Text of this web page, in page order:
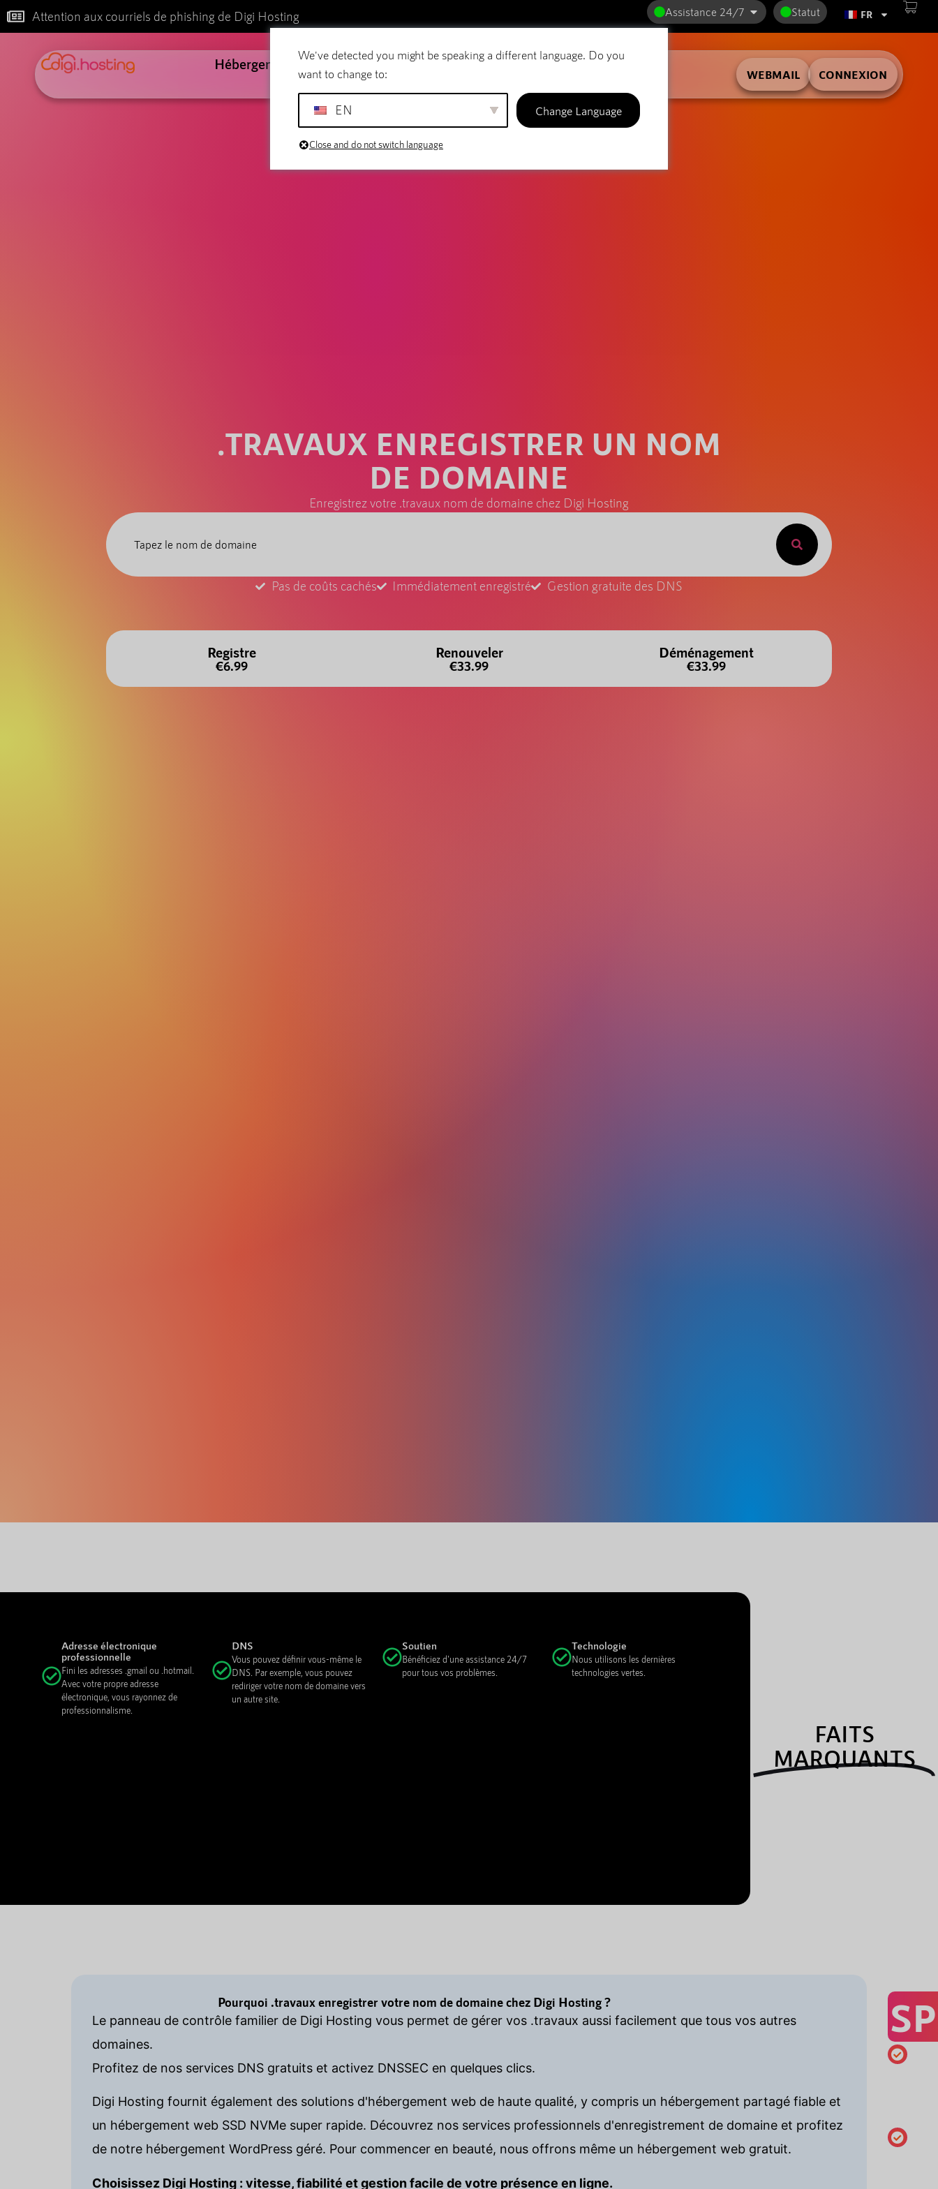
Attention aux courriels de phishing de Digi Hosting Assistance 24/7 Statut FR
Hébergement Courriel Noms de domaine SiteBuilder
WEBMAIL CONNEXION
.TRAVAUX ENREGISTRER UN NOM
DE DOMAINE
Enregistrez votre .travaux nom de domaine chez Digi Hosting
Pas de coûts cachés Immédiatement enregistré Gestion gratuite des DNS
Registre
€6.99
Renouveler
€33.99
Déménagement
€33.99
Adresse électronique
professionnelle
Fini les adresses .gmail ou .hotmail.
Avec votre propre adresse
électronique, vous rayonnez de
professionnalisme.
DNS
Vous pouvez définir vous-même le
DNS. Par exemple, vous pouvez
rediriger votre nom de domaine vers
un autre site.
Soutien
Bénéficiez d'une assistance 24/7
pour tous vos problèmes.
Technologie
Nous utilisons les dernières
technologies vertes.
FAITS
MARQUANTS
Pourquoi .travaux enregistrer votre nom de domaine chez Digi Hosting ?
Le panneau de contrôle familier de Digi Hosting vous permet de gérer vos .travaux aussi facilement que tous vos autres
domaines.
Profitez de nos services DNS gratuits et activez DNSSEC en quelques clics.
Digi Hosting fournit également des solutions d'hébergement web de haute qualité, y compris un hébergement partagé fiable et
un hébergement web SSD NVMe super rapide. Découvrez nos services professionnels d'enregistrement de domaine et profitez
de notre hébergement WordPress géré. Pour commencer en beauté, nous offrons même un hébergement web gratuit.
Choisissez Digi Hosting : vitesse, fiabilité et gestion facile de votre présence en ligne.
We've detected you might be speaking a different language. Do you
want to change to:
EN Change Language
Close and do not switch language